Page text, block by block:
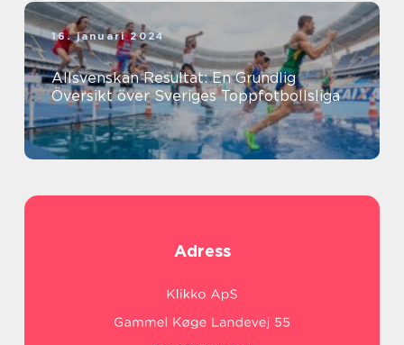
16. januari 2024
Allsvenskan Resultat: En Grundlig
Översikt över Sveriges Toppfotbollsliga
Adress